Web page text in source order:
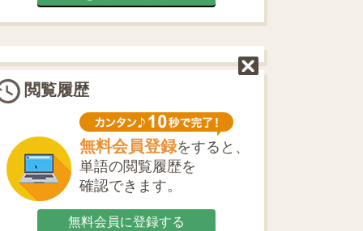
閲覧履歴
無料会員登録をすると、
単語の閲覧履歴を
確認できます。
無料会員に登録する